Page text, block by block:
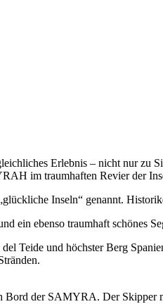
Erlebnis – nicht nur zu
im traumhaften Revier der
Inseln“ genannt.
ein ebenso traumhaft schönes
Teide und höchster Berg
Bord der SAMYRA. Der Skipper